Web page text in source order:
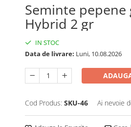
Seminte pepene
Hybrid 2 gr
IN STOC
Data de livrare: Luni, 10.08.2026
Cod Produs: SKU-46 Ai nevoie